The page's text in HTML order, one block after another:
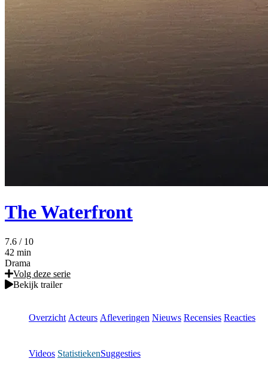
The Waterfront
7.6 / 10
42 min
Drama
Volg deze serie
Bekijk trailer
Overzicht Acteurs Afleveringen Nieuws Recensies Reacties
Videos StatistiekenSuggesties